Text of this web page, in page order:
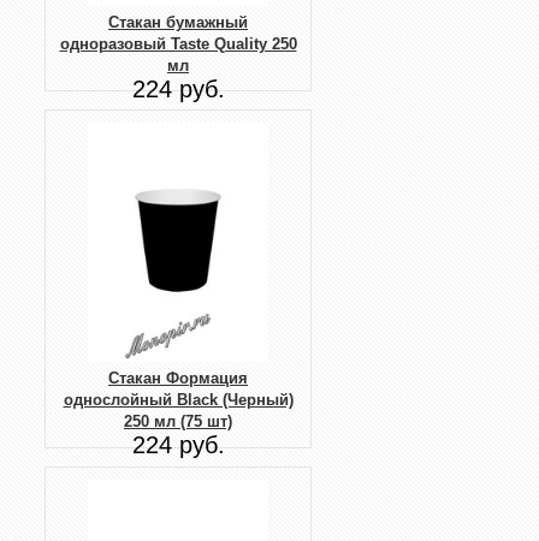
Стакан бумажный
одноразовый Taste Quality 250
мл
224 руб.
Стакан Формация
однослойный Black (Черный)
250 мл (75 шт)
224 руб.